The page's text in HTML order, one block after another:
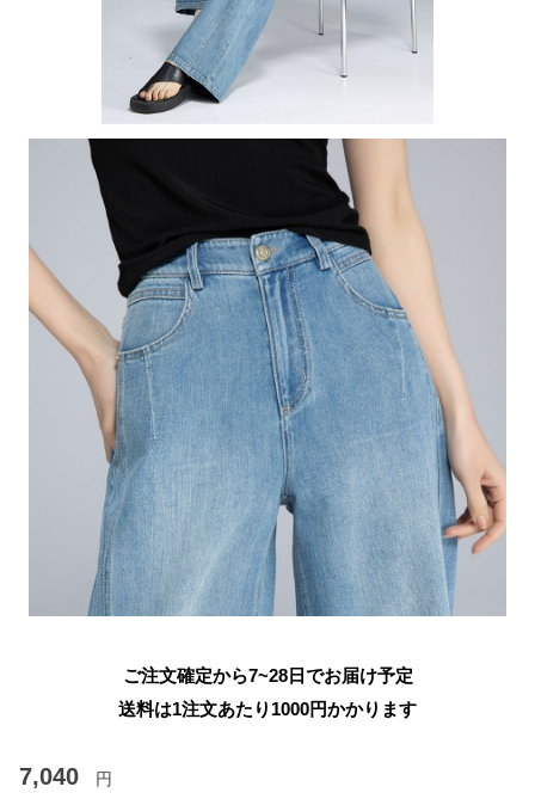
ご注文確定から7~28日でお届け予定
送料は1注文あたり 1000円かかります
7,040 円